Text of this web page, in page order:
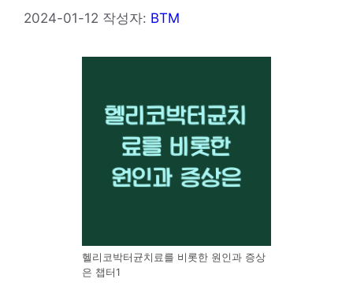
2024-01-12 작성자: BTM
헬리코박터균치료를 비롯한 원인과 증상
은 챕터1